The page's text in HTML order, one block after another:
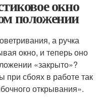
окно
положении
а ручка
окно, и теперь оно
«закрыто»?
сбоях в работе так
открывания».